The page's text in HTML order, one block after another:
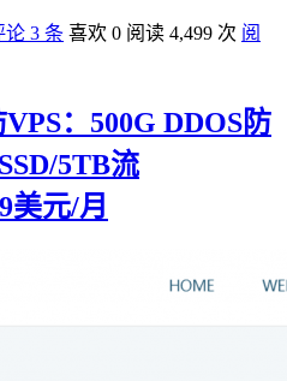
论 3 条 喜欢 0 阅读 4,499 次 阅
：500G DDOS防
5TB流
美元/月